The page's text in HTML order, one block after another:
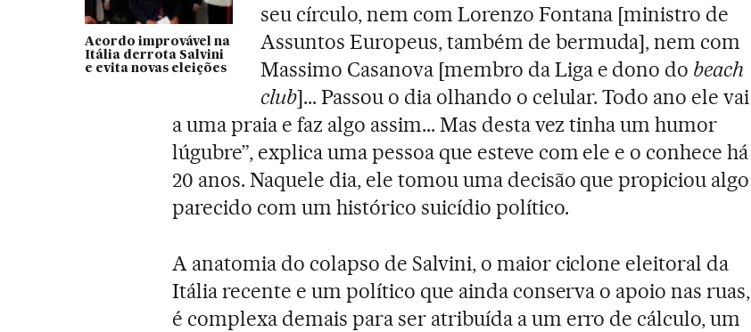
Acordo improvável na
Itália derrota Salvini
e evita novas eleições
seu círculo, nem com Lorenzo Fontana [ministro de
Assuntos Europeus, também de bermuda], nem com
Massimo Casanova [membro da Liga e dono do beach
club]... Passou o dia olhando o celular. Todo ano ele vai
a uma praia e faz algo assim... Mas desta vez tinha um humor
lúgubre”, explica uma pessoa que esteve com ele e o conhece há
20 anos. Naquele dia, ele tomou uma decisão que propiciou algo
parecido com um histórico suicídio político.
A anatomia do colapso de Salvini, o maior ciclone eleitoral da
Itália recente e um político que ainda conserva o apoio nas ruas,
é complexa demais para ser atribuída a um erro de cálculo, um